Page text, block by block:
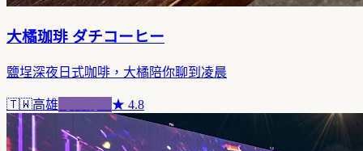
大橘珈琲 ダチコーヒー
鹽埕深夜日式咖啡，大橘陪你聊到凌晨
🇹🇼高雄 ★ 4.8